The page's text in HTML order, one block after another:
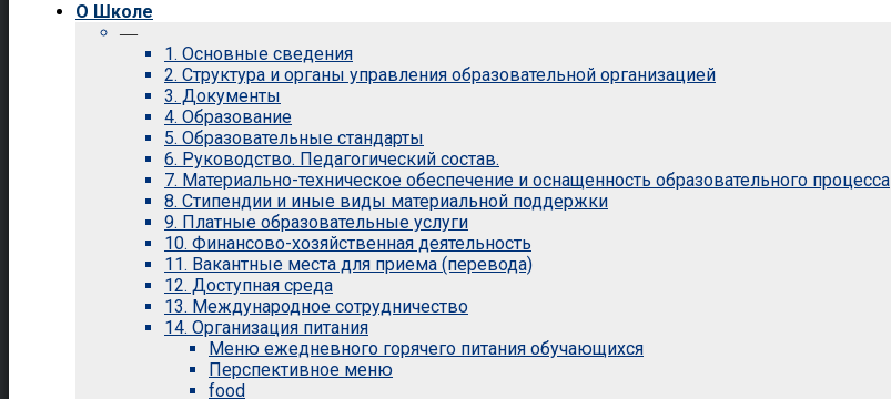
О Школе
—
1. Основные сведения
2. Структура и органы управления образовательной организацией
3. Документы
4. Образование
5. Образовательные стандарты
6. Руководство. Педагогический состав.
7. Материально-техническое обеспечение и оснащенность образовательного процесса
8. Стипендии и иные виды материальной поддержки
9. Платные образовательные услуги
10. Финансово-хозяйственная деятельность
11. Вакантные места для приема (перевода)
12. Доступная среда
13. Международное сотрудничество
14. Организация питания
Меню ежедневного горячего питания обучающихся
Перспективное меню
food